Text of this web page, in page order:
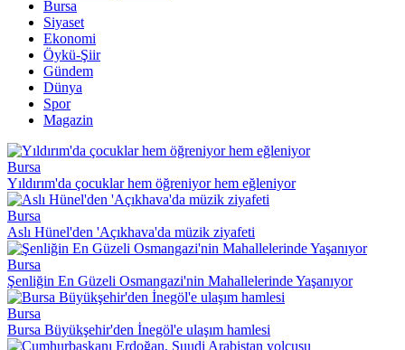
Bursa
Siyaset
Ekonomi
Öykü-Şiir
Gündem
Dünya
Spor
Magazin
Bursa
Yıldırım'da çocuklar hem öğreniyor hem eğleniyor
Bursa
Aslı Hünel'den 'Açıkhava'da müzik ziyafeti
Bursa
Şenliğin En Güzeli Osmangazi'nin Mahallelerinde Yaşanıyor
Bursa
Bursa Büyükşehir'den İnegöl'e ulaşım hamlesi